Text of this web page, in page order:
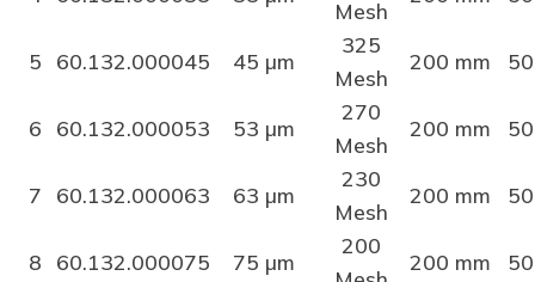
Mesh
5 60.132.000045 45 µm
325
Mesh
200 mm
6 60.132.000053 53 µm
270
Mesh
200 mm
7 60.132.000063 63 µm
230
Mesh
200 mm
8 60.132.000075 75 µm
200
200 mm